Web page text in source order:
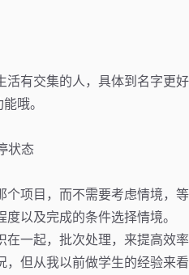
有交集的人，具体到名字更
哦。
状态
项目，而不需要考虑情境，
以及完成的条件选择情境。
一起，批次处理，来提高效率
但从我以前做学生的经验来